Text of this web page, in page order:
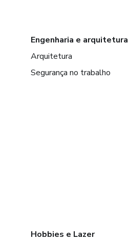
Engenharia e arquitetura
Arquitetura
Segurança no trabalho
Hobbies e Lazer